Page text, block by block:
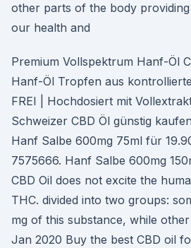
other parts of the body
our health and
Premium Vollspektrum Hanf-Öl
Hanf-Öl Tropfen aus
FREI | Hochdosiert mit
Schweizer CBD Öl günstig
Hanf Salbe 600mg 75ml für
7575666. Hanf Salbe 600mg
CBD Oil does not excite the
THC. divided into two groups:
mg of this substance, while
Jan 2020 Buy the best CBD oil